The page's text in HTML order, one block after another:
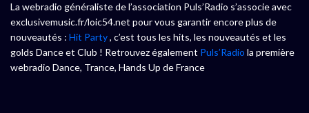
La webradio généraliste de l’association Puls’Radio s’associe avec
exclusivemusic.fr/loic54.net pour vous garantir encore plus de
nouveautés : Hit Party, c’est tous les hits, les nouveautés et les
golds Dance et Club ! Retrouvez également Puls’Radio la première
webradio Dance, Trance, Hands Up de France